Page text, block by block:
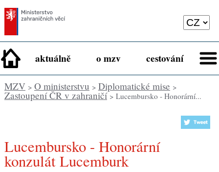
aktuálně o mzv cestování
MZV> O ministerstvu > Diplomatické mise >
Zastoupení ČR v zahraničí> Lucembursko - Honorární...
Lucembursko - Honorární
konzulát Lucemburk